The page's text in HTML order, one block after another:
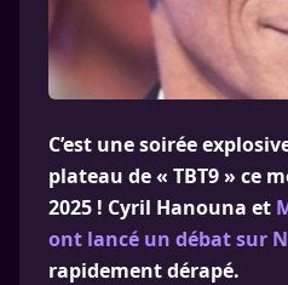
C’est une soirée
plateau de « TBT9 » ce
2025 ! Cyril Hanouna et
ont lancé un débat sur
rapidement dérapé.